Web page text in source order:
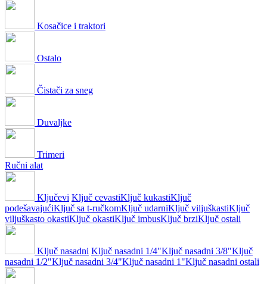
Kosačice i traktori
Ostalo
Čistači za sneg
Duvaljke
Trimeri
Ručni alat
Ključevi Ključ cevastiKljuč kukastiKljuč
podešavajućiKljuč sa t-ručkomKljuč udarniKljuč viljuškastiKljuč
viljuškasto okastiKljuč okastiKljuč imbusKljuč brziKljuč ostali
Ključ nasadni Ključ nasadni 1/4"Ključ nasadni 3/8"Ključ
nasadni 1/2"Ključ nasadni 3/4"Ključ nasadni 1"Ključ nasadni ostali